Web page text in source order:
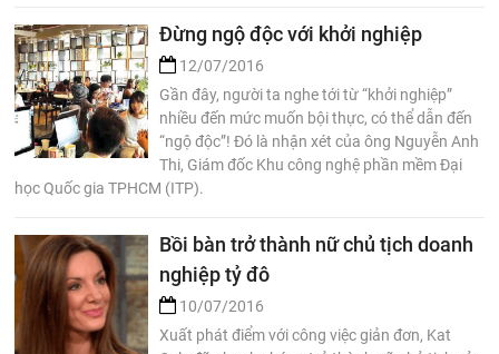
Đừng ngộ độc với khởi nghiệp
12/07/2016
Gần đây, người ta nghe tới từ “khởi nghiệp”
nhiều đến mức muốn bội thực, có thể dẫn đến
“ngộ độc”! Đó là nhận xét của ông Nguyễn Anh
Thi, Giám đốc Khu công nghệ phần mềm Đại
học Quốc gia TPHCM (ITP).
Bồi bàn trở thành nữ chủ tịch doanh
nghiệp tỷ đô
10/07/2016
Xuất phát điểm với công việc giản đơn, Kat